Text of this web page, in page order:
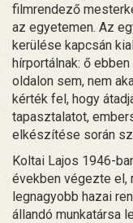
filmrendező
az egyetemen. Az
kerülése kapcsán
hírportálnak: ő
oldalon sem, nem
kérték fel, hogy
tapasztalatot,
elkészítése során
Koltai Lajos 1946-
években végezte el,
legnagyobb hazai
állandó munkatársa